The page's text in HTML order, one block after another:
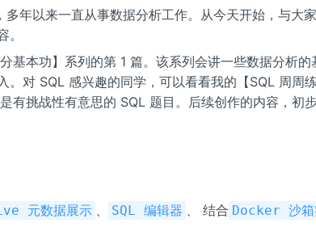
多年以来一直从事数据分析工作。从今天开始，与大
基本功】系列的第 1 篇。该系列会讲一些数据分析的
。对 SQL 感兴趣的同学，可以看看我的【SQL 周周
有挑战性有意思的 SQL 题目。后续创作的内容，初
元数据展示 、 SQL 编辑器 、 结合 Docker 沙箱